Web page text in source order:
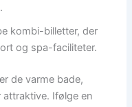
kombi-billetter, der
og spa-faciliteter.
de varme bade,
Ifølge en